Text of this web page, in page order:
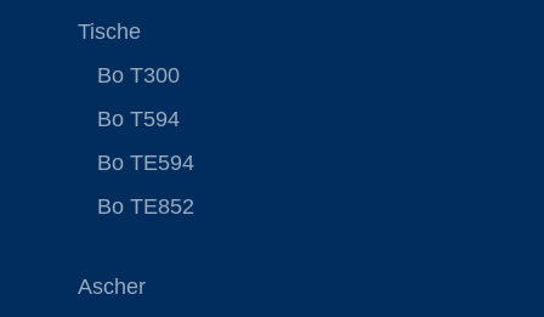
Tische
Bo T300
Bo T594
Bo TE594
Bo TE852
Ascher